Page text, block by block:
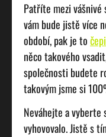
Patříte mezi
vám bude jistě více
období, pak je to
něco takového
společnosti budete
takovým jsme si
Neváhejte a vyberte
vyhovovalo. Jistě s